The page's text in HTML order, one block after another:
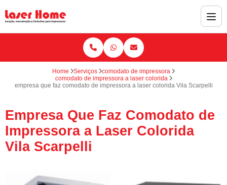
Home Serviços
comodato de impressora
comodato de impressora a laser colorida
empresa que faz comodato de impressora a laser colorida Vila Scarpelli
Empresa Que Faz Comodato de
Impressora a Laser Colorida
Vila Scarpelli